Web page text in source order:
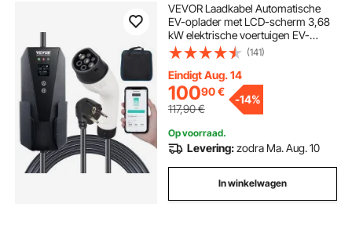
VEVOR Laadkabel Automatische
EV-oplader met LCD-scherm 3,68
kW elektrische voertuigen EV-
oplaadkabel Type 2 (IEC62196) Cee
7/7-stekker 16A 1-fase 8,6m
(141)
Eindigt Aug. 14
10090€
117,90€
-14%
Op voorraad.
Levering:zodra Ma. Aug. 10
In winkelwagen